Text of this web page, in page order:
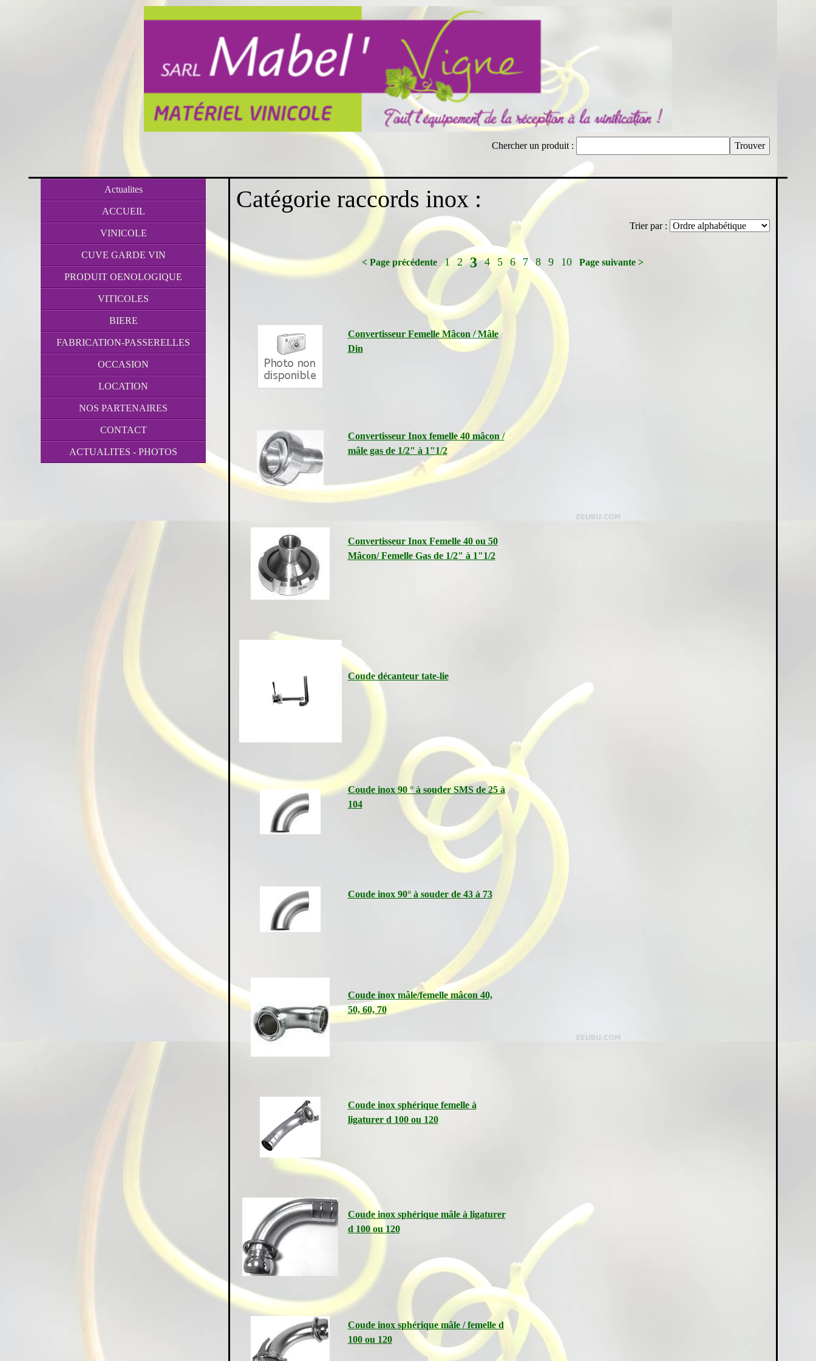
Chercher un produit :
Actualites
ACCUEIL
VINICOLE
CUVE GARDE VIN
PRODUIT OENOLOGIQUE
VITICOLES
BIERE
FABRICATION-PASSERELLES
OCCASION
LOCATION
NOS PARTENAIRES
CONTACT
ACTUALITES - PHOTOS
Catégorie raccords inox :
Trier par :
< Page précédente 1 2 3 4 5 6 7 8 9 10 Page suivante >
Convertisseur Femelle Mâcon / Mâle
Din
Convertisseur Inox femelle 40 mâcon /
mâle gas de 1/2" à 1"1/2
Convertisseur Inox Femelle 40 ou 50
Mâcon/ Femelle Gas de 1/2" à 1"1/2
Coude décanteur tate-lie
Coude inox 90 ° à souder SMS de 25 à
104
Coude inox 90° à souder de 43 à 73
Coude inox mâle/femelle mâcon 40,
50, 60, 70
Coude inox sphérique femelle à
ligaturer d 100 ou 120
Coude inox sphérique mâle à ligaturer
d 100 ou 120
Coude inox sphérique mâle / femelle d
100 ou 120